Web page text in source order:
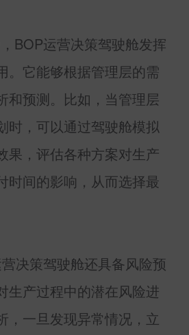
BOP运营决策驾驶舱发挥
。它能够根据管理层的需
和预测。比如，当管理层
时，可以通过驾驶舱模拟
果，评估各种方案对生产
时间的影响，从而选择最
决策驾驶舱还具备风险预
生产过程中的潜在风险进
，一旦发现异常情况，立